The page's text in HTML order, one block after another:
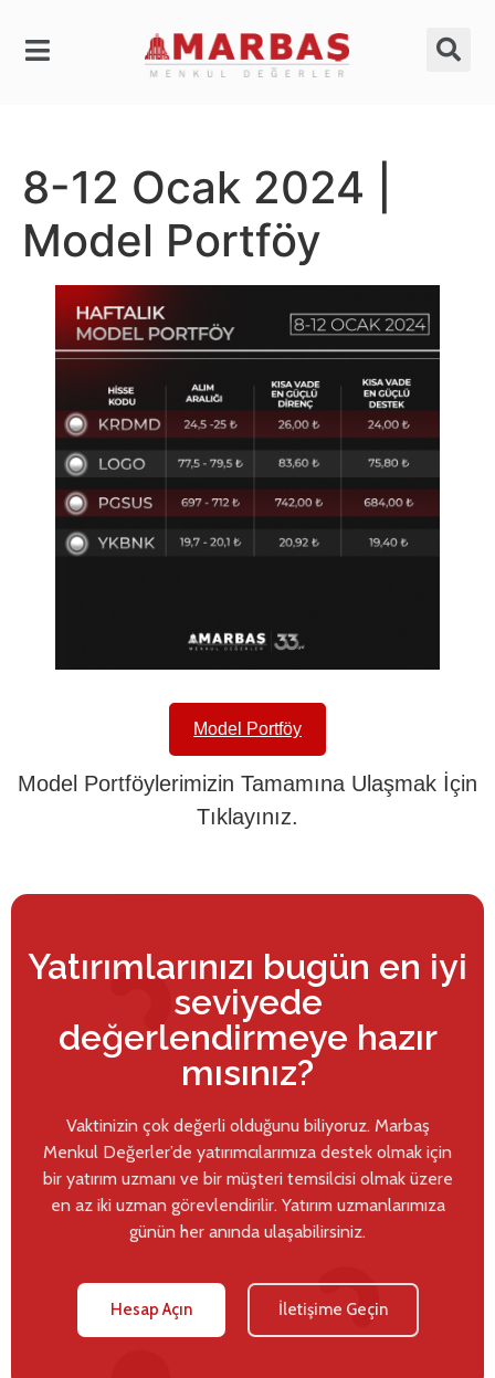
8-12 Ocak 2024 |
Model Portföy
Model Portföy
Model Portföylerimizin Tamamına Ulaşmak İçin
Tıklayınız.
Yatırımlarınızı bugün en iyi
seviyede
değerlendirmeye hazır
mısınız?
Vaktinizin çok değerli olduğunu biliyoruz. Marbaş
Menkul Değerler’de yatırımcılarımıza destek olmak için
bir yatırım uzmanı ve bir müşteri temsilcisi olmak üzere
en az iki uzman görevlendirilir. Yatırım uzmanlarımıza
günün her anında ulaşabilirsiniz.
Hesap Açın İletişime Geçin